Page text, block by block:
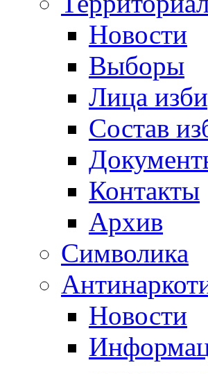
Новости
Выборы
Лица
Состав
Контакты
Архив
Символика
Новости